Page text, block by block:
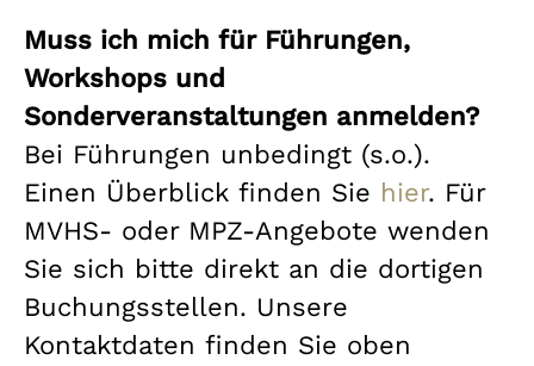
Muss ich mich für Führungen,
Workshops und
Sonderveranstaltungen anmelden?
Bei Führungen unbedingt (s.o.).
Einen Überblick finden Sie hier. Für
MVHS- oder MPZ-Angebote wenden
Sie sich bitte direkt an die dortigen
Buchungsstellen. Unsere
Kontaktdaten finden Sie oben